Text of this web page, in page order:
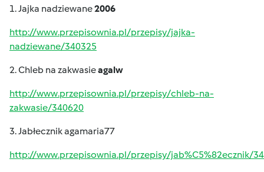
1. Jajka nadziewane2006
http://www.przepisownia.pl/przepisy/jajka-
nadziewane/340325
2. Chleb na zakwasieagalw
http://www.przepisownia.pl/przepisy/chleb-na-
zakwasie/340620
3. Jabłecznik agamaria77
http://www.przepisownia.pl/przepisy/jab%C5%82ecznik/